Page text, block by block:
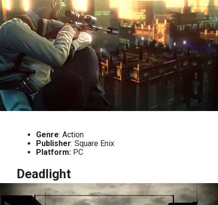
Genre: Action
Publisher: Square Enix
Platform:PC
Deadlight